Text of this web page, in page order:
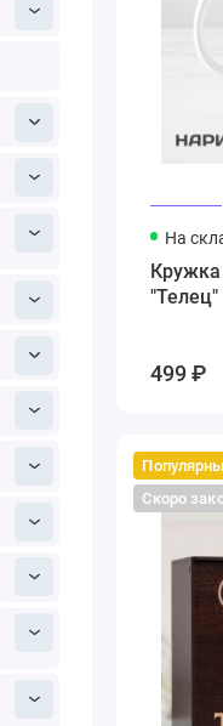
На
Кружка
"Телец"
499 ₽
Скоро